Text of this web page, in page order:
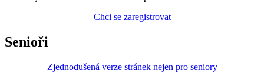
Chci se zaregistrovat
Senioři
Zjednodušená verze stránek nejen pro seniory